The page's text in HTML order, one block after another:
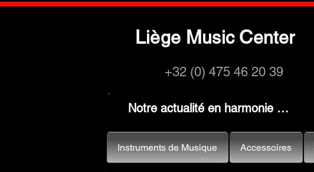
Liège Music Center
+32 (0) 475 46 20 39
Notre actualité en harmonie …
Instruments de Musique Accessoires